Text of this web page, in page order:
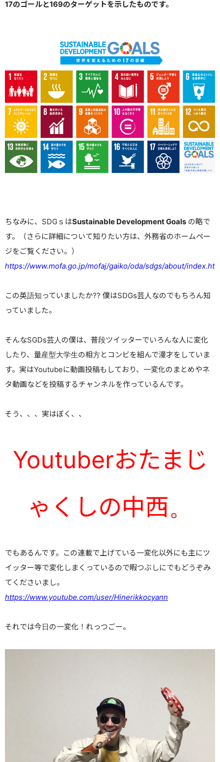
17のゴールと169のターゲットを示したものです。
ちなみに、SDGｓはSustainable Development Goals の略で
す。（さらに詳細について知りたい方は、外務省のホームペー
ジをご覧ください。）
https://www.mofa.go.jp/mofaj/gaiko/oda/sdgs/about/
この英語知っていましたか?? 僕はSDGs芸人なのでもちろん知
っていました。
そんなSGDs芸人の僕は、普段ツイッターでいろんな人に変化
したり、量産型大学生の相方とコンビを組んで漫才をしていま
す。実はYoutubeに動画投稿もしており、一変化のまとめやネ
タ動画などを投稿するチャンネルを作っているんです。
そう、、、実はぼく、、
Youtuberおたまじ
ゃくしの中西。
でもあるんです。この連載で上げている一変化以外にも主にツ
イッター等で変化しまくっているので暇つぶしにでもどうぞみ
てくださいまし。
https://www.youtube.com/user/Hinerikkocyann
それでは今日の一変化！れっつごー。